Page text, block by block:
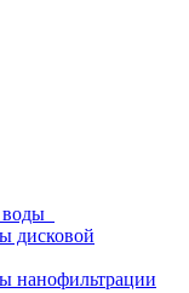
дисковой
нанофильтрации